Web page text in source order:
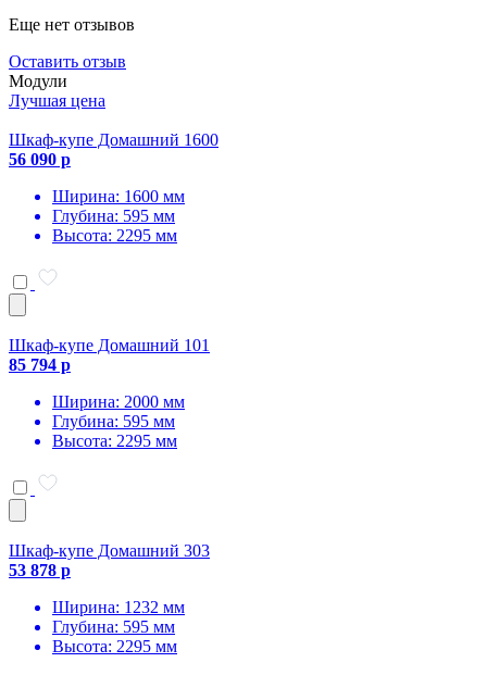
Еще нет отзывов
Оставить отзыв
Модули
Лучшая цена
Шкаф-купе Домашний 1600
56 090 р
Ширина: 1600 мм
Глубина: 595 мм
Высота: 2295 мм
Шкаф-купе Домашний 101
85 794 р
Ширина: 2000 мм
Глубина: 595 мм
Высота: 2295 мм
Шкаф-купе Домашний 303
53 878 р
Ширина: 1232 мм
Глубина: 595 мм
Высота: 2295 мм